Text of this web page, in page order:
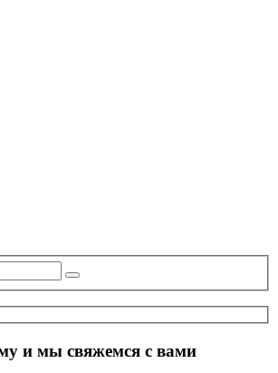
и мы свяжемся с вами